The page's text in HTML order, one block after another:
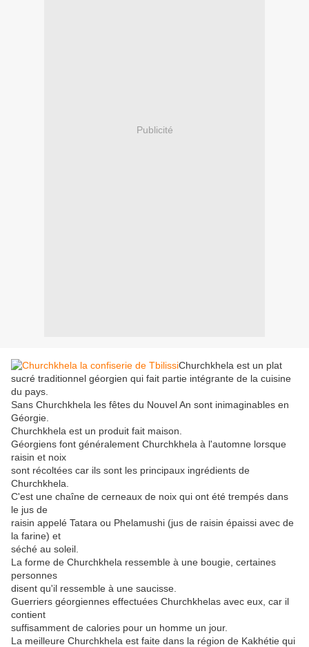
Publicité
Churchkhela est un plat
sucré traditionnel géorgien qui fait partie intégrante de la cuisine
du pays.
Sans Churchkhela les fêtes du Nouvel An sont inimaginables en
Géorgie.
Churchkhela est un produit fait maison.
Géorgiens font généralement Churchkhela à l'automne lorsque
raisin et noix
sont récoltées car ils sont les principaux ingrédients de
Churchkhela.
C'est une chaîne de cerneaux de noix qui ont été trempés dans
le jus de
raisin appelé Tatara ou Phelamushi (jus de raisin épaissi avec de
la farine) et
séché au soleil.
La forme de Churchkhela ressemble à une bougie, certaines
personnes
disent qu'il ressemble à une saucisse.
Guerriers géorgiennes effectuées Churchkhelas avec eux, car il
contient
suffisamment de calories pour un homme un jour.
La meilleure Churchkhela est faite dans la région de Kakhétie qui